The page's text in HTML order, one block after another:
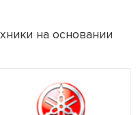
на основании